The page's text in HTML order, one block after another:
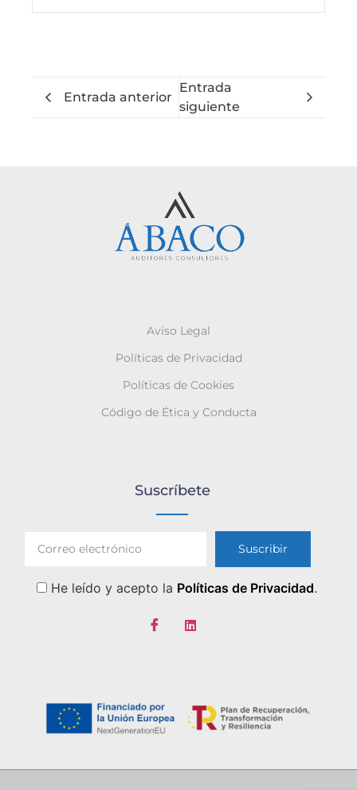
Entrada anterior
Entrada
siguiente
Aviso Legal
Políticas de Privacidad
Políticas de Cookies
Código de Ética y Conducta
Suscríbete
He leído y acepto la Políticas de Privacidad.